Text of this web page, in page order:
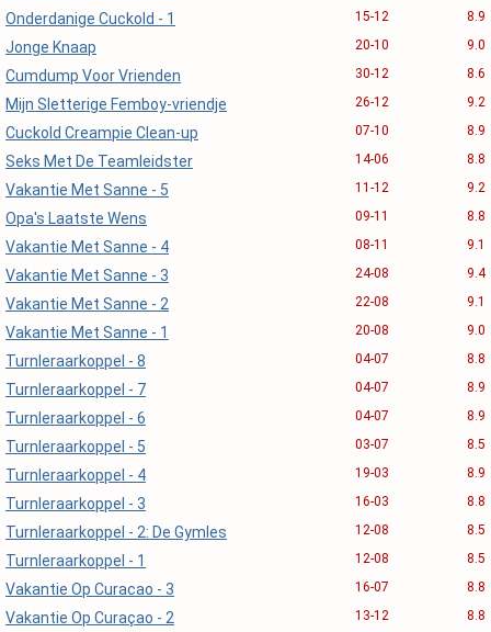
Onderdanige Cuckold - 1 15-12 8.9
Jonge Knaap 20-10 9.0
Cumdump Voor Vrienden 30-12 8.6
Mijn Sletterige Femboy-vriendje 26-12 9.2
Cuckold Creampie Clean-up 07-10 8.9
Seks Met De Teamleidster 14-06 8.8
Vakantie Met Sanne - 5 11-12 9.2
Opa's Laatste Wens 09-11 8.8
Vakantie Met Sanne - 4 08-11 9.1
Vakantie Met Sanne - 3 24-08 9.4
Vakantie Met Sanne - 2 22-08 9.1
Vakantie Met Sanne - 1 20-08 9.0
Turnleraarkoppel - 8 04-07 8.8
Turnleraarkoppel - 7 04-07 8.9
Turnleraarkoppel - 6 04-07 8.9
Turnleraarkoppel - 5 03-07 8.5
Turnleraarkoppel - 4 19-03 8.9
Turnleraarkoppel - 3 16-03 8.8
Turnleraarkoppel - 2: De Gymles 12-08 8.5
Turnleraarkoppel - 1 12-08 8.5
Vakantie Op Curacao - 3 16-07 8.8
Vakantie Op Curaçao - 2 13-12 8.8